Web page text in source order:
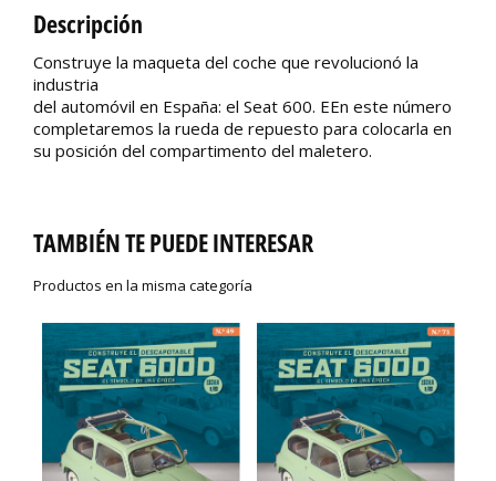
Descripción
Construye la maqueta del coche que revolucionó la
industria
del automóvil en España: el Seat 600. EEn este número
completaremos la rueda de repuesto para colocarla en
su posición del compartimento del maletero.
TAMBIÉN TE PUEDE INTERESAR
Productos en la misma categoría